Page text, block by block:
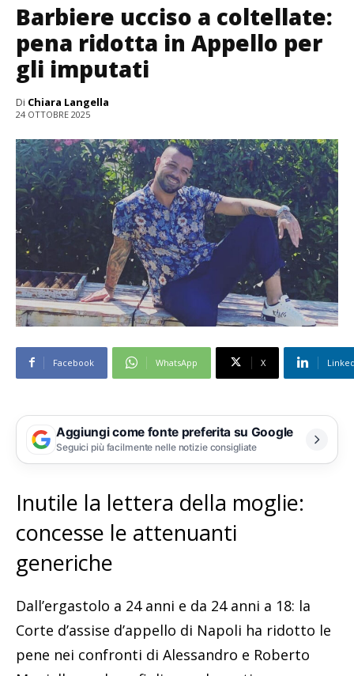
Barbiere ucciso a coltellate:
pena ridotta in Appello per
gli imputati
Di Chiara Langella
24 OTTOBRE 2025
Facebook WhatsApp X
Aggiungi come fonte preferita su Google
Seguici più facilmente nelle notizie consigliate
Inutile la lettera della moglie:
concesse le attenuanti
generiche
Dall’ergastolo a 24 anni e da 24 anni a 18: la
Corte d’assise d’appello di Napoli ha ridotto le
pene nei confronti di Alessandro e Roberto